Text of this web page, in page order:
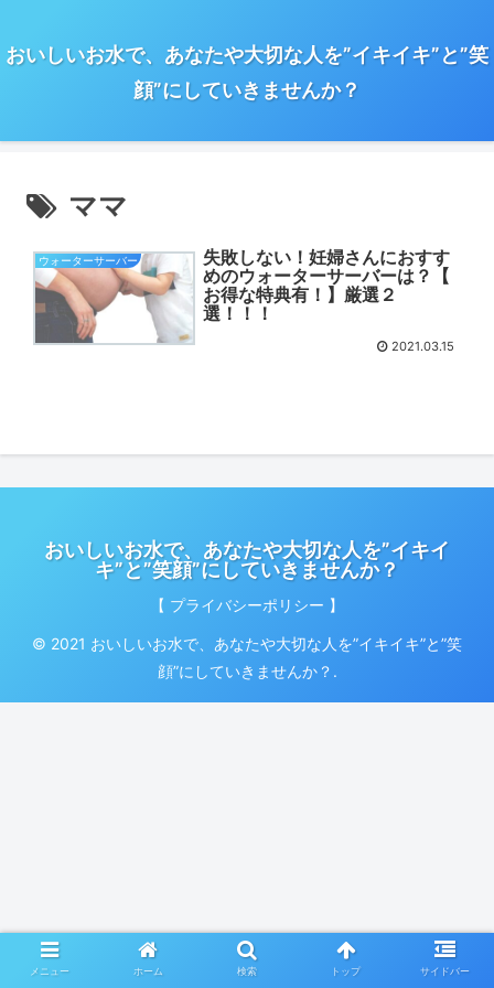
おいしいお水で、あなたや大切な人を”イキイキ”と”笑
顔”にしていきませんか？
ママ
ウォーターサーバー
失敗しない！妊婦さんにおすす
めのウォーターサーバーは？【
お得な特典有！】厳選２
選！！！
2021.03.15
おいしいお水で、あなたや大切な人を”イキイ
キ”と”笑顔”にしていきませんか？
【 プライバシーポリシー 】
© 2021 おいしいお水で、あなたや大切な人を”イキイキ”と”笑
顔”にしていきませんか？.
メニュー ホーム 検索 トップ サイドバー